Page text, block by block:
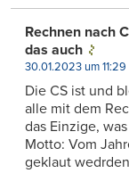
Rechnen nach
das auch
30.01.2023 um 11:29
Die CS ist und
alle mit dem
das Einzige,
Motto: Vom
geklaut